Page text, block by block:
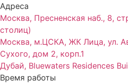
Адреса
Москва, Пресненская наб., 8,
столиц)
Москва, м.ЦСКА, ЖК Лица, ул.
Сухого, дом 2, корп.1
Дубай, Bluewaters Residences
Время работы